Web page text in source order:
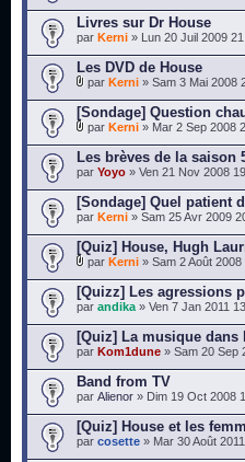
Livres sur Dr House
par Kerni » Lun 20 Juil 2009
Les DVD de House
par Kerni » Sam 3 Mai 2008
[Sondage] Question
par Kerni » Mar 2 Sep 2008
Les brèves de la saison
par Yoyo » Ven 21 Nov 2008
[Sondage] Quel patient
par Kerni » Sam 25 Avr 2009
[Quiz] House, Hugh
par Kerni » Sam 2 Août 2008
[Quizz] Les agressions
par andika » Ven 7 Jan 2011
[Quiz] La musique dans
par Kom1dune » Sam 20 Sep
Band from TV
par Alienor » Dim 19 Oct 2008
[Quiz] House et les
par cosette » Mar 30 Août